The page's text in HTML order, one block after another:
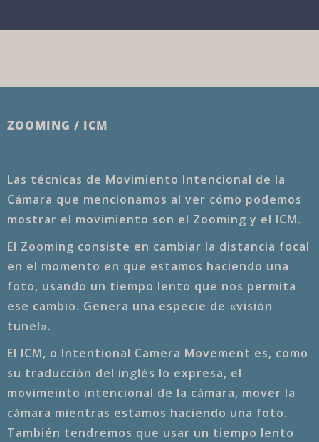
ZOOMING / ICM
Las técnicas de Movimiento Intencional de la
Cámara que mencionamos al ver cómo podemos
mostrar el movimiento son el Zooming y el ICM.
El Zooming consiste en cambiar la distancia focal
en el momento en que estamos haciendo una
foto, usando un tiempo lento que nos permita
ese cambio. Genera una especie de «visión
tunel».
El ICM, o Intentional Camera Movement es, como
su traducción del inglés lo expresa, el
movimeinto intencional de la cámara, mover la
cámara mientras estamos haciendo una foto.
También tendremos que usar un tiempo lento